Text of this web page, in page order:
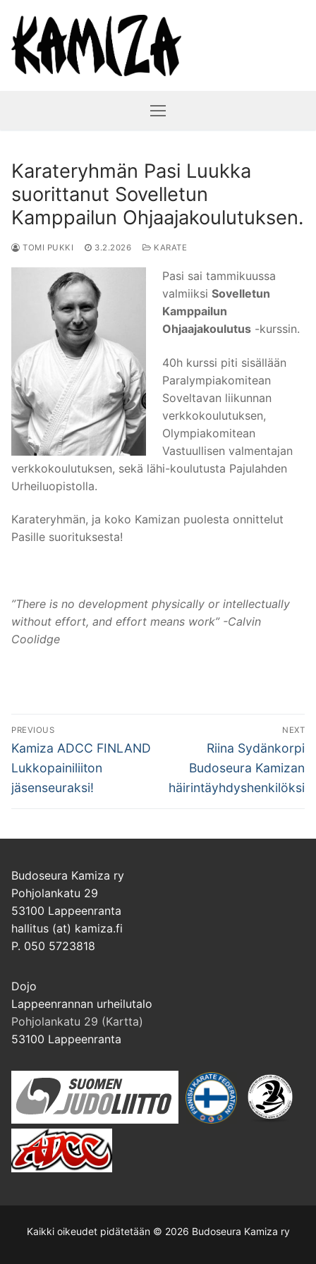
sisältöön
Karateryhmän Pasi Luukka
suorittanut Sovelletun
Kamppailun Ohjaajakoulutuksen.
TOMI PUKKI 3.2.2026 KARATE
Pasi sai tammikuussa
valmiiksi Sovelletun
Kamppailun
Ohjaajakoulutus-kurssin.
40h kurssi piti sisällään
Paralympiakomitean
Soveltavan liikunnan
verkkokoulutuksen,
Olympiakomitean
Vastuullisen valmentajan
verkkokoulutuksen, sekä lähi-koulutusta Pajulahden
Urheiluopistolla.
Karateryhmän, ja koko Kamizan puolesta onnittelut
Pasille suorituksesta!
”There is no development physically or intellectually
without effort, and effort means work” -Calvin
Coolidge
Artikkelien
selaus
PREVIOUS
Previous
post:
Kamiza ADCC FINLAND
Lukkopainiliiton
jäsenseuraksi!
NEXT
Next
post:
Riina Sydänkorpi
Budoseura Kamizan
häirintäyhdyshenkilöksi
Budoseura Kamiza ry
Pohjolankatu 29
53100 Lappeenranta
hallitus (at) kamiza.fi
P. 050 5723818
Dojo
Lappeenrannan urheilutalo
Pohjolankatu 29 (Kartta)
53100 Lappeenranta
Kaikki oikeudet pidätetään © 2026 Budoseura Kamiza ry